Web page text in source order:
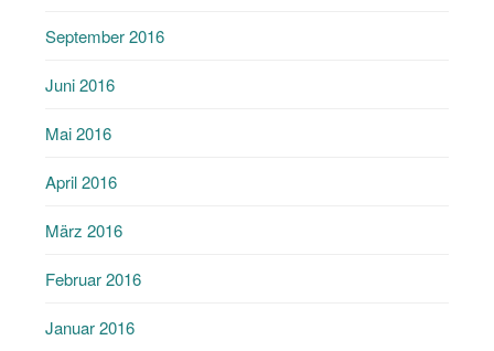
September 2016
Juni 2016
Mai 2016
April 2016
März 2016
Februar 2016
Januar 2016